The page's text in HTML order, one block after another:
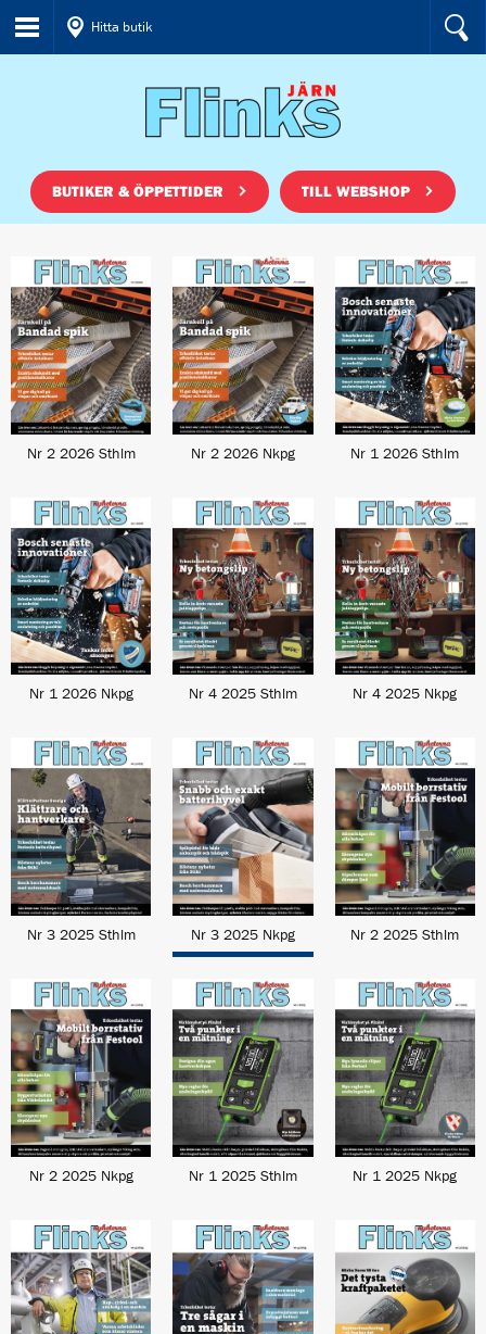
Hitta butik
BUTIKER & ÖPPETTIDER TILL WEBSHOP
Nr 2 2026 Sthlm Nr 2 2026 Nkpg Nr 1 2026 Sthlm
Nr 1 2026 Nkpg Nr 4 2025 Sthlm Nr 4 2025 Nkpg
Nr 3 2025 Sthlm Nr 3 2025 Nkpg Nr 2 2025 Sthlm
Nr 2 2025 Nkpg Nr 1 2025 Sthlm Nr 1 2025 Nkpg